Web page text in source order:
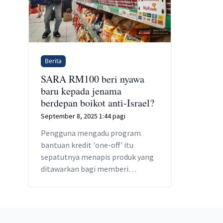
Berita
SARA RM100 beri nyawa
baru kepada jenama
berdepan boikot anti-Israel?
September 8, 2025 1:44 pagi
Pengguna mengadu program
bantuan kredit 'one-off' itu
sepatutnya menapis produk yang
ditawarkan bagi memberi